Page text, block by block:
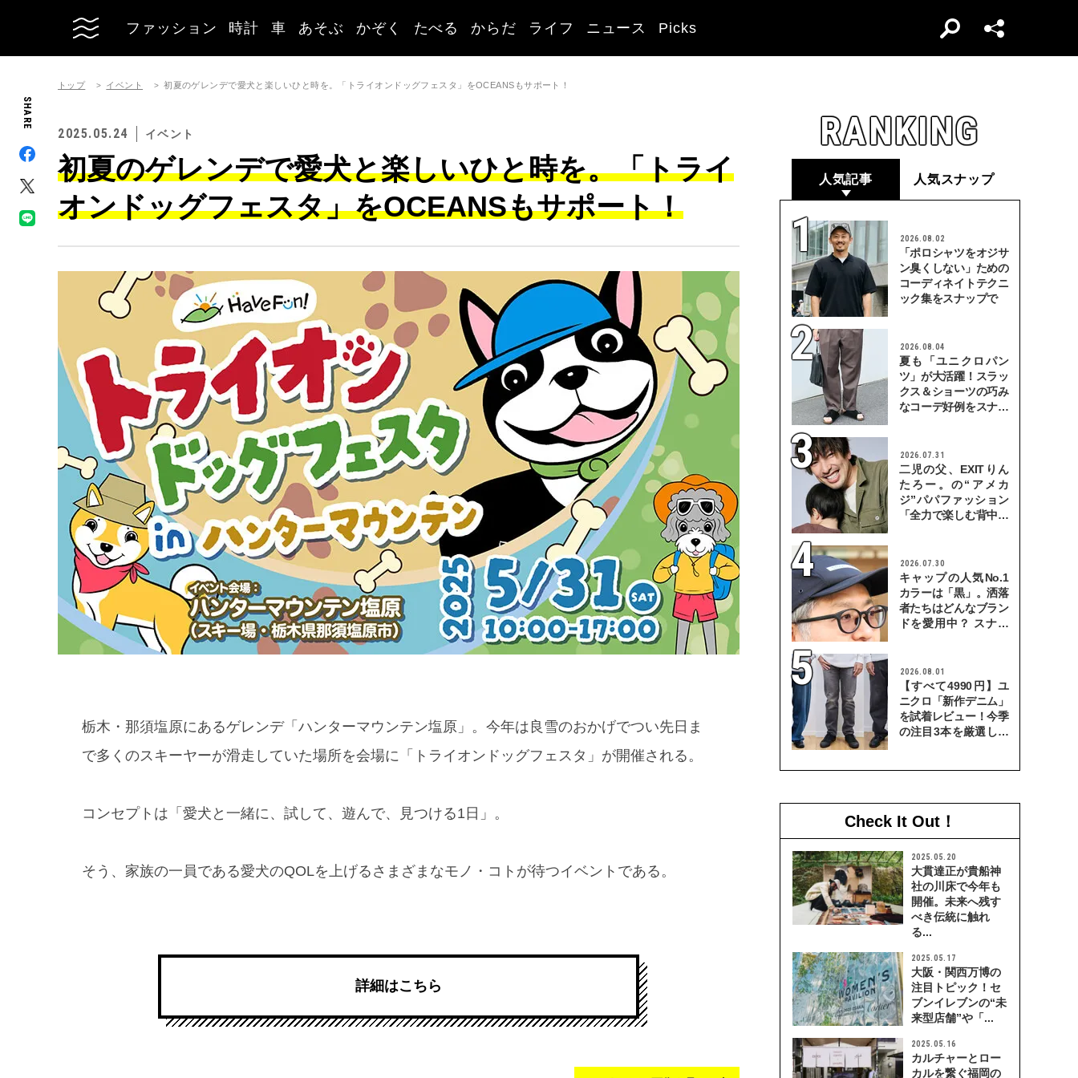
ファッション 時計 車 あそぶ かぞく たべる からだ ライフ ニュース Picks
SHARE
トップ イベント 初夏のゲレンデで愛犬と楽しいひと時を。「トライオンドッグフェスタ」をOCEANSもサポート！
2025.05.24 イベント
初夏のゲレンデで愛犬と楽しいひと時を。「トライ
オンドッグフェスタ」をOCEANSもサポート！
栃木・那須塩原にあるゲレンデ「ハンターマウンテン塩原」。今年は良雪のおかげでつい先日ま
で多くのスキーヤーが滑走していた場所を会場に「トライオンドッグフェスタ」が開催される。
コンセプトは「愛犬と一緒に、試して、遊んで、見つける1日」。
そう、家族の一員である愛犬のQOLを上げるさまざまなモノ・コトが待つイベントである。
詳細はこちら
RANKING
人気記事 人気スナップ
2026.08.02
「ポロシャツをオジサ
ン臭くしない」ための
コーディネイトテクニ
ック集をスナップで
2026.08.04
夏も「ユニクロパン
ツ」が大活躍！スラッ
クス＆ショーツの巧み
なコーデ好例をスナッ
2026.07.31
二児の父、EXITりん
たろー。の“アメカ
ジ”パパファッション
「全力で楽しむ背中を
2026.07.30
キャップの人気No.1
カラーは「黒」。洒落
者たちはどんなブラン
ドを愛用中？ スナッ
2026.08.01
【すべて4990円】ユ
ニクロ「新作デニム」
を試着レビュー！今季
の注目3本を厳選して
Check It Out！
2025.05.20
大貫達正が貴船神
社の川床で今年も
開催。未来へ残す
べき伝統に触れ
る...
2025.05.17
大阪・関西万博の
注目トピック！セ
ブンイレブンの“未
来型店舗”や「...
2025.05.16
カルチャーとロー
カルを繋ぐ福岡の